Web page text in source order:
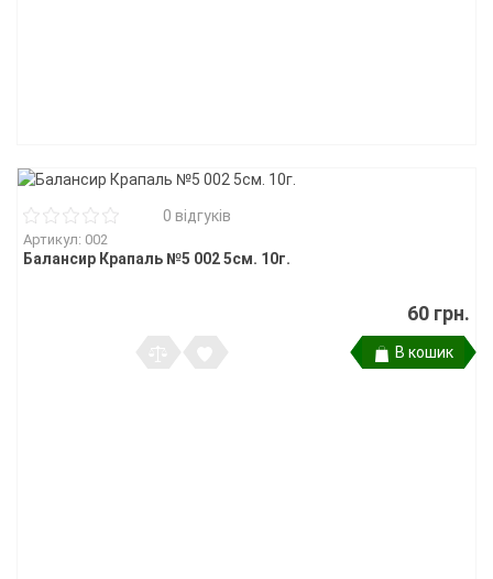
0 відгуків
Артикул: 002
Балансир Крапаль №5 002 5см. 10г.
60 грн.
В кошик